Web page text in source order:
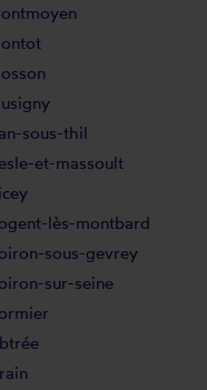
sous-thil
et-massoult
lès-montbard
sous-gevrey
sur-seine